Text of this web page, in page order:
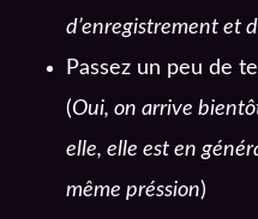
d’enregistrement et
Passez un peu de
(Oui, on arrive
elle, elle est en
même préssion)